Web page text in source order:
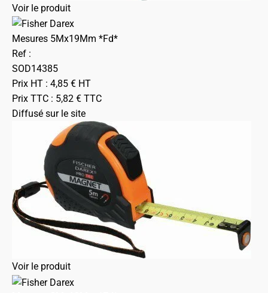
Voir le produit
Mesures 5Mx19Mm *Fd*
Ref :
SOD14385
Prix HT : 4,85 € HT
Prix TTC : 5,82 € TTC
Diffusé sur le site
Voir le produit